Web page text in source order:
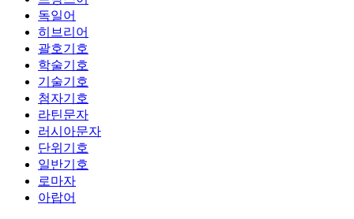
독일어
히브리어
괄호기호
학술기호
기술기호
첨자기호
라틴문자
러시아문자
단위기호
일반기호
로마자
아랍어